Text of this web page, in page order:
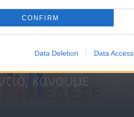
CONFIRM
Data Deletion Data Access
κάνουμε